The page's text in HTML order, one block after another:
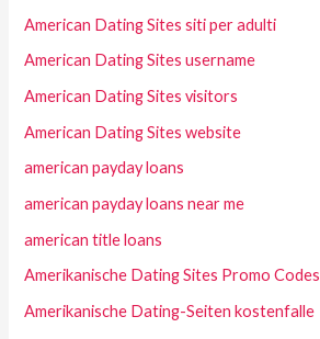
American Dating Sites siti per adulti
American Dating Sites username
American Dating Sites visitors
American Dating Sites website
american payday loans
american payday loans near me
american title loans
Amerikanische Dating Sites Promo Codes
Amerikanische Dating-Seiten kostenfalle